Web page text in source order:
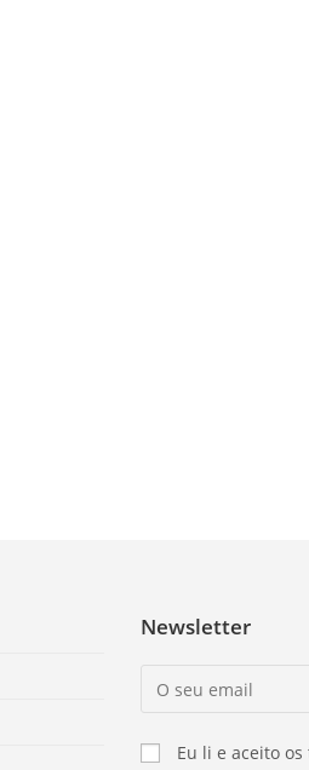
Newsletter
Eu li e aceito